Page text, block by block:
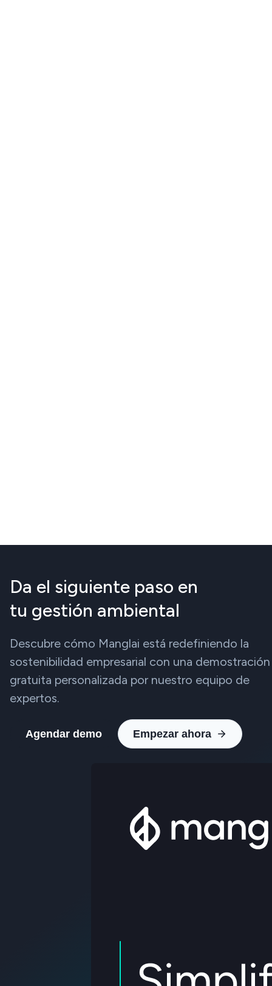
Da el siguiente paso en
tu gestión ambiental
Descubre cómo Manglai está redefiniendo la
sostenibilidad empresarial con una demostración
gratuita personalizada por nuestro equipo de
expertos.
Agendar demo Empezar ahora